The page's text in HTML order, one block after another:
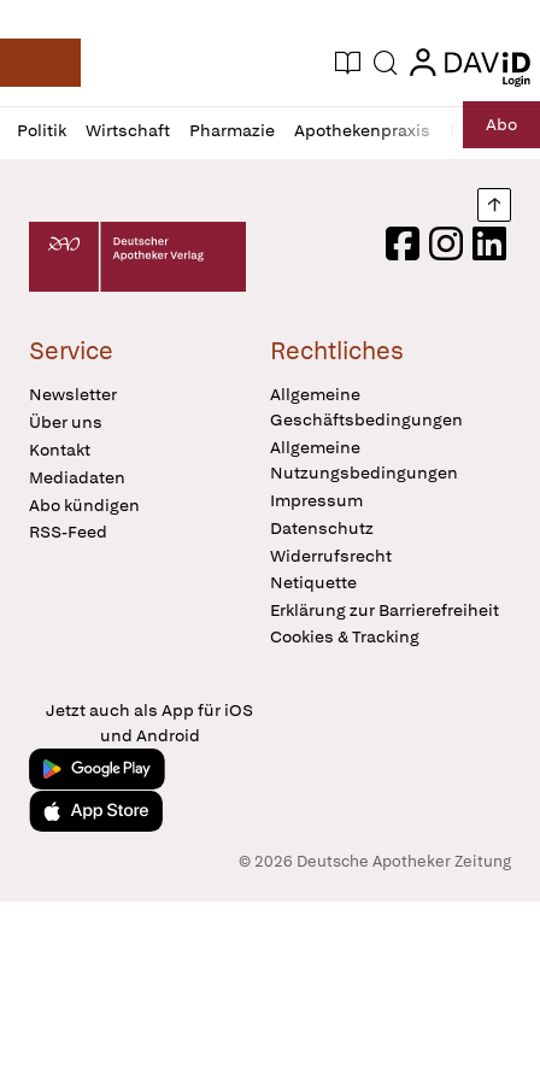
Deutsche Apotheker Zeitung
Aktuelle Ausgabe
Suche login
login
Politik Wirtschaft Pharmazie Apothekenpraxis RechtAbo
Profil
öffnen
Daz
Pur
Deutscher Apotheker Verlag Logo
FacebookInstagram
Service
Newsletter
Über uns
Kontakt
Mediadaten
Abo kündigen
RSS-Feed
Rechtliches
Allgemeine
Geschäftsbedingungen
Allgemeine
Nutzungsbedingungen
Impressum
Datenschutz
Widerrufsrecht
Netiquette
Erklärung zur Barrierefreiheit
Cookies & Tracking
Jetzt auch als App für iOS
und Android
Jetzt bei Google Play
Laden im App Store
© 2026 Deutsche Apotheker Zeitung